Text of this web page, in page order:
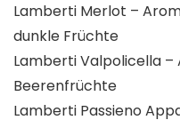
Lamberti Merlot –
dunkle Früchte
Lamberti Valpolicella –
Beerenfrüchte
Lamberti Passieno